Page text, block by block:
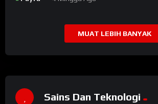
MUAT LEBIH BANYAK
Sains Dan Teknologi